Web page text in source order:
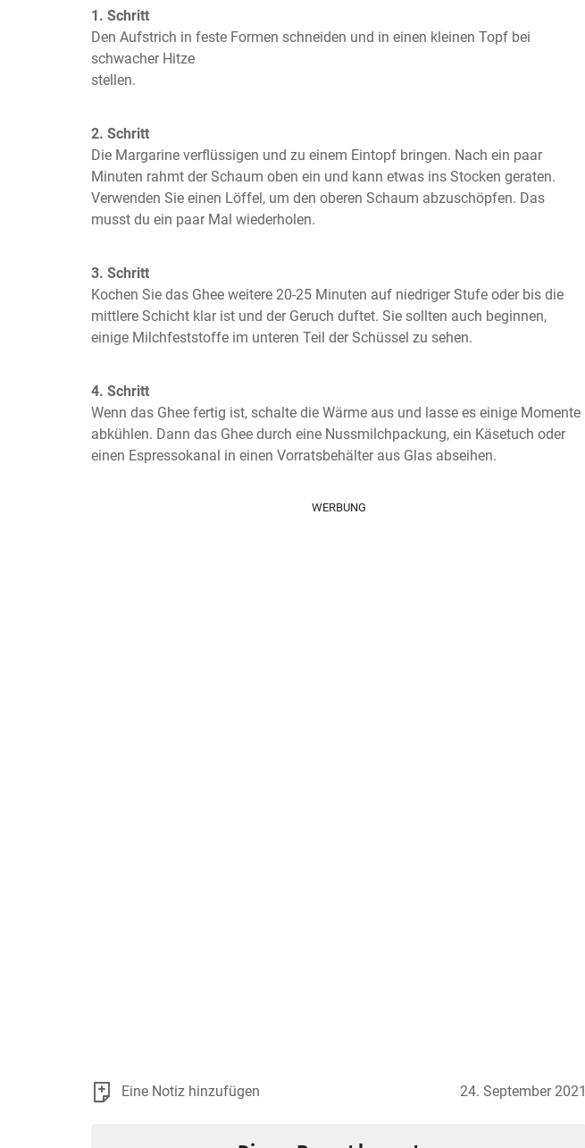
1. Schritt
Den Aufstrich in feste Formen schneiden und in einen kleinen Topf bei
schwacher Hitze
stellen.
2. Schritt
Die Margarine verflüssigen und zu einem Eintopf bringen. Nach ein paar
Minuten rahmt der Schaum oben ein und kann etwas ins Stocken geraten.
Verwenden Sie einen Löffel, um den oberen Schaum abzuschöpfen. Das
musst du ein paar Mal wiederholen.
3. Schritt
Kochen Sie das Ghee weitere 20-25 Minuten auf niedriger Stufe oder bis die
mittlere Schicht klar ist und der Geruch duftet. Sie sollten auch beginnen,
einige Milchfeststoffe im unteren Teil der Schüssel zu sehen.
4. Schritt
Wenn das Ghee fertig ist, schalte die Wärme aus und lasse es einige Momente
abkühlen. Dann das Ghee durch eine Nussmilchpackung, ein Käsetuch oder
einen Espressokanal in einen Vorratsbehälter aus Glas abseihen.
WERBUNG
Eine Notiz hinzufügen 24. September 2021